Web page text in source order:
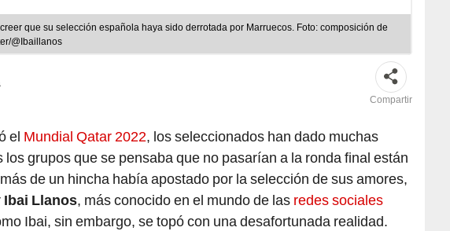
Compartir
grupos que se pensaba que no pasarían a la ronda final están
de un hincha había apostado por la selección de sus amores,
Ibai Llanos, más conocido en el mundo de lasredes sociales
Ibai, sin embargo, se topó con una desafortunada realidad.